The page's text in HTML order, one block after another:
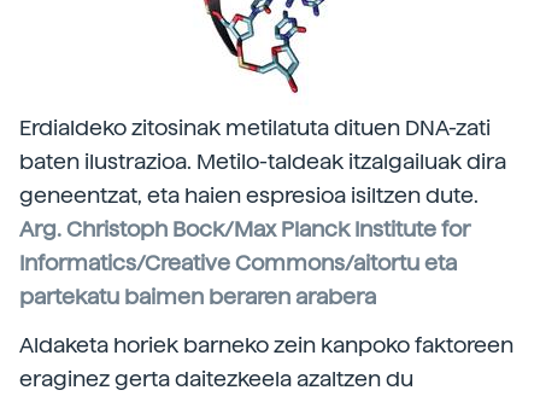
Erdialdeko zitosinak metilatuta dituen DNA-zati
baten ilustrazioa. Metilo-taldeak itzalgailuak dira
geneentzat, eta haien espresioa isiltzen dute.
Arg. Christoph Bock/Max Planck Institute for
Informatics/Creative Commons/aitortu eta
partekatu baimen beraren arabera
Aldaketa horiek barneko zein kanpoko faktoreen
eraginez gerta daitezkeela azaltzen du